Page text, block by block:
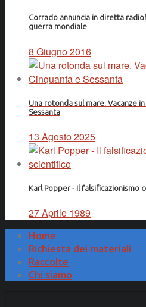
Corrado annuncia in diretta
guerra mondiale
8 Giugno 2016
Una rotonda sul mare. Vacanze
Sessanta
13 Agosto 2025
Karl Popper - Il falsificazionismo
27 Aprile 1989
Home
Richiesta dei materiali
Raccolte
Chi siamo